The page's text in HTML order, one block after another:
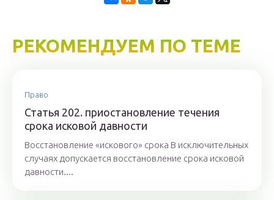
РЕКОМЕНДУЕМ ПО ТЕМЕ
Право
Статья 202. приостановление течения
срока исковой давности
Восстановление «искового» срока В исключительных
случаях допускается восстановление срока исковой
давности....